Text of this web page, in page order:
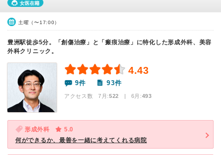
女医在籍
土曜（〜17:00）
豊洲駅徒歩5分。「創傷治療」と「瘢痕治療」に特化した形成外科、美容
外科クリニック。
4.43
9件 93件
アクセス数 7月:522 | 6月:493
形成外科
5.0
何ができるか、最善を一緒に考えてくれる病院